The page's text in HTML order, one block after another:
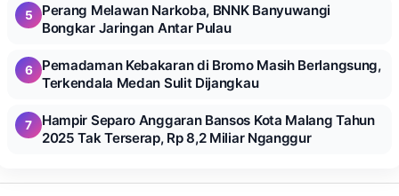
5
Perang Melawan Narkoba, BNNK Banyuwangi
Bongkar Jaringan Antar Pulau
6
Pemadaman Kebakaran di Bromo Masih Berlangsung,
Terkendala Medan Sulit Dijangkau
7
Hampir Separo Anggaran Bansos Kota Malang Tahun
2025 Tak Terserap, Rp 8,2 Miliar Nganggur